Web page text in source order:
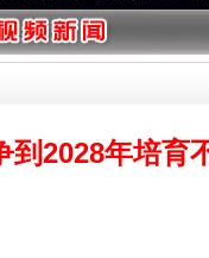
到2028年培育